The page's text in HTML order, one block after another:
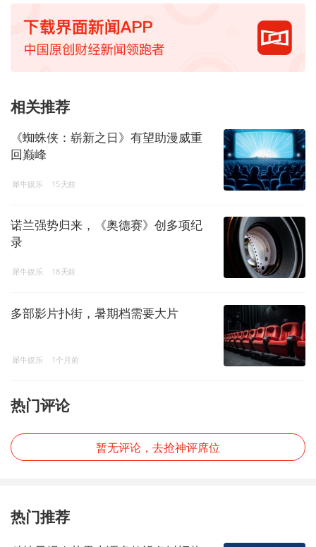
相关推荐
《蜘蛛侠：崭新之日》有望助漫威重
回巅峰
犀牛娱乐 15天前
诺兰强势归来，《奥德赛》创多项纪
录
犀牛娱乐 18天前
多部影片扑街，暑期档需要大片
犀牛娱乐 1个月前
热门评论
暂无评论，去抢神评席位
热门推荐